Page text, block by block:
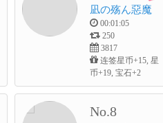
凪の殇ん惡魔
00:01:05
250
3817
连签星币+15, 星
币+19, 宝石+2
No.8